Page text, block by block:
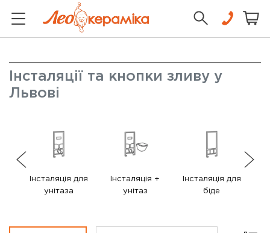
Інсталяції та кнопки зливу у
Львові
Інсталяція для
унітаза
Інсталяція +
унітаз
Інсталяція для
біде